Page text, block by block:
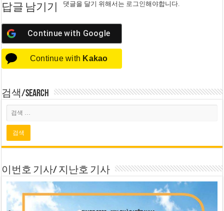
답글 남기기 댓글을 달기 위해서는 로그인해야합니다.
Continue with Google
Continue with Kakao
검색/Search
이번호 기사/ 지난호 기사